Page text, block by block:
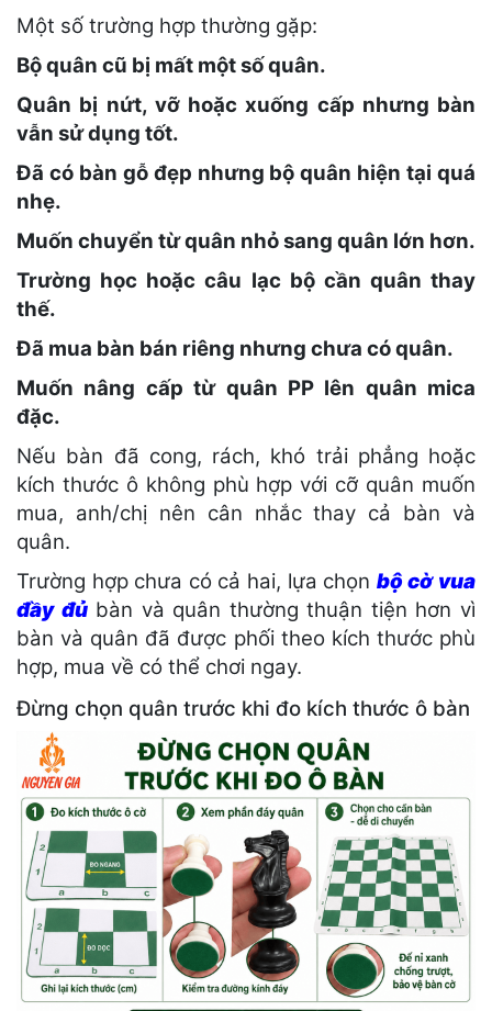
Một số trường hợp thường gặp:
Bộ quân cũ bị mất một số quân.
Quân bị nứt, vỡ hoặc xuống cấp nhưng bàn
vẫn sử dụng tốt.
Đã có bàn gỗ đẹp nhưng bộ quân hiện tại quá
nhẹ.
Muốn chuyển từ quân nhỏ sang quân lớn hơn.
Trường học hoặc câu lạc bộ cần quân thay
thế.
Đã mua bàn bán riêng nhưng chưa có quân.
Muốn nâng cấp từ quân PP lên quân mica
đặc.
Nếu bàn đã cong, rách, khó trải phẳng hoặc
kích thước ô không phù hợp với cỡ quân muốn
mua, anh/chị nên cân nhắc thay cả bàn và
quân.
Trường hợp chưa có cả hai, lựa chọn bộ cờ vua
đầy đủbàn và quân thường thuận tiện hơn vì
bàn và quân đã được phối theo kích thước phù
hợp, mua về có thể chơi ngay.
Đừng chọn quân trước khi đo kích thước ô bàn